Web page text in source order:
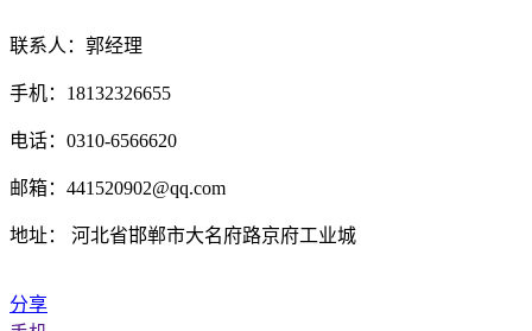
联系人：郭经理
手机：18132326655
电话：0310-6566620
邮箱：441520902@qq.com
地址： 河北省邯郸市大名府路京府工业城
分享